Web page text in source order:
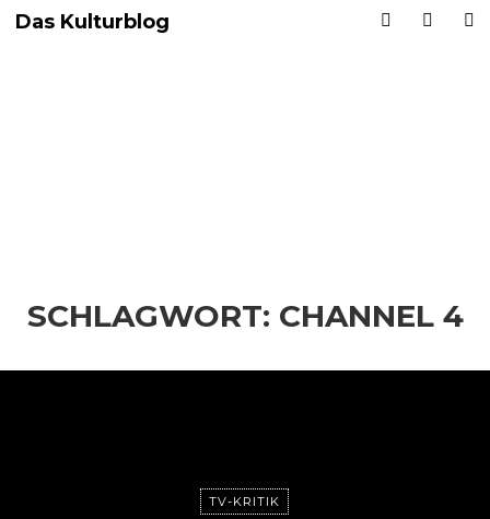
Das Kulturblog
SCHLAGWORT: CHANNEL 4
TV-KRITIK